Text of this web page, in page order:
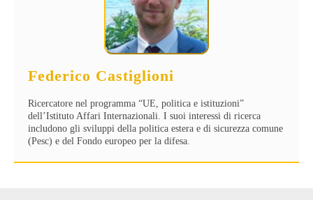
Federico Castiglioni
Ricercatore nel programma “UE, politica e istituzioni”
dell’Istituto Affari Internazionali. I suoi interessi di ricerca
includono gli sviluppi della politica estera e di sicurezza comune
(Pesc) e del Fondo europeo per la difesa.